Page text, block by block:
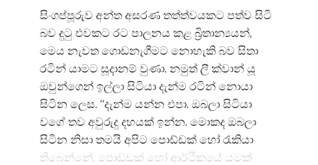
සිංගප්පූරුව අන්ත අසරණ තත්ත්වයකට පත්ව සිටි
බව දුටු එවකට රට පාලනය කළ බ්‍රිතාන්‍යයන්,
මෙය නැවත ගොඩනැගීමට නොහැකි බව සිතා
රටින් යාමට සූදානම් වුණා. නමුත් ලී ක්වාන් යූ
ඔවුන්ගෙන් ඉල්ලා සිටියා දැන්ම රටින් නොයා
සිටින ලෙස. “දැන්ම යන්න එපා. ඔබලා සිටියා
වගේ තව අවුරුදු දහයක් ඉන්න. මොකද ඔබලා
සිටින නිසා තමයි අපිට පොඩ්ඩක් හෝ රැකියා
තිබෙන්නේ. පොඩ්ඩක් හෝ ආර්ථිකයේ යමක්